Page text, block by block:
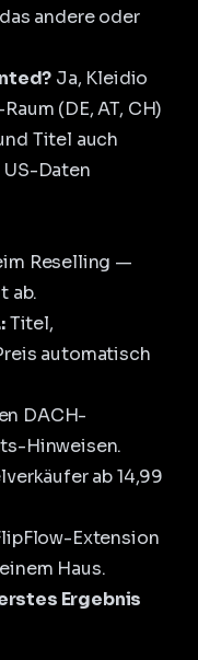
andere oder
Ja, Kleidio
(DE, AT, CH)
Titel auch
Daten
Reselling —
ab.
Titel,
automatisch
DACH-
Hinweisen.
ab 14,99
Extension
Haus.
Ergebnis